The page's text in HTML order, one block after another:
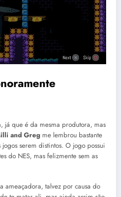
já que é da mesma produtora, mas
and Greg me lembrou bastante
jogos serem distintos. O jogo possui
do NES, mas felizmente sem as
ameaçadora, talvez por causa do